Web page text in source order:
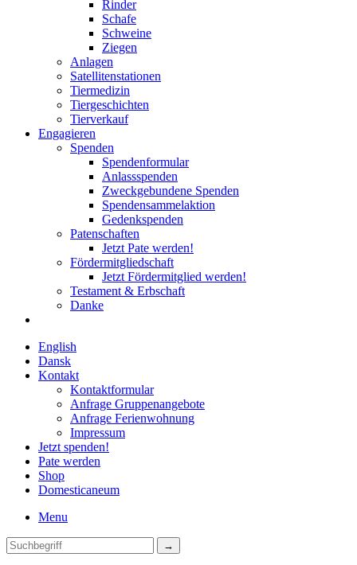
Rinder
Schafe
Schweine
Ziegen
Anlagen
Satellitenstationen
Tiermedizin
Tiergeschichten
Tierverkauf
Engagieren
Spenden
Spendenformular
Anlassspenden
Zweckgebundene Spenden
Spendensammelaktion
Gedenkspenden
Patenschaften
Jetzt Pate werden!
Fördermitgliedschaft
Jetzt Fördermitglied werden!
Testament & Erbschaft
Danke
English
Dansk
Kontakt
Kontaktformular
Anfrage Gruppenangebote
Anfrage Ferienwohnung
Impressum
Jetzt spenden!
Pate werden
Shop
Domesticaneum
Menu